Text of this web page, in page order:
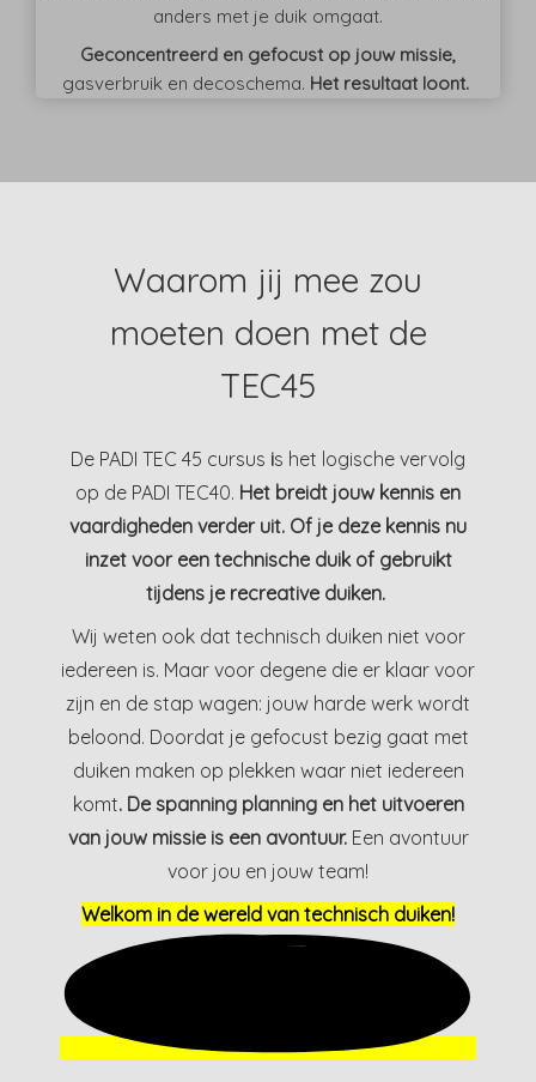
anders met je duik omgaat.
Geconcentreerd en gefocust op jouw missie,
gasverbruik en decoschema. Het resultaat loont.
Waarom jij mee zou
moeten doen met de
TEC45
De PADI TEC 45 cursus is het logische vervolg
op de PADI TEC40. Het breidt jouw kennis en
vaardigheden verder uit. Of je deze kennis nu
inzet voor een technische duik of gebruikt
tijdens je recreative duiken.
Wij weten ook dat technisch duiken niet voor
iedereen is. Maar voor degene die er klaar voor
zijn en de stap wagen: jouw harde werk wordt
beloond. Doordat je gefocust bezig gaat met
duiken maken op plekken waar niet iedereen
komt. De spanning planning en het uitvoeren
van jouw missie is een avontuur.Een avontuur
voor jou en jouw team!
Welkom in de wereld van technisch duiken!